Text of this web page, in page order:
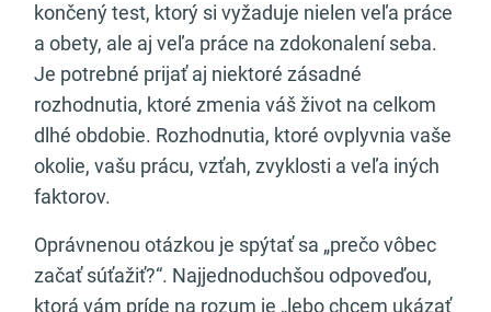
končený test, ktorý si vyžaduje nielen veľa práce
a obety, ale aj veľa práce na zdokonalení seba.
Je potrebné prijať aj niektoré zásadné
rozhodnutia, ktoré zmenia váš život na celkom
dlhé obdobie. Rozhodnutia, ktoré ovplyvnia vaše
okolie, vašu prácu, vzťah, zvyklosti a veľa iných
faktorov.
Oprávnenou otázkou je spýtať sa „prečo vôbec
začať súťažiť?“. Najjednoduchšou odpoveďou,
ktorá vám príde na rozum je „lebo chcem ukázať